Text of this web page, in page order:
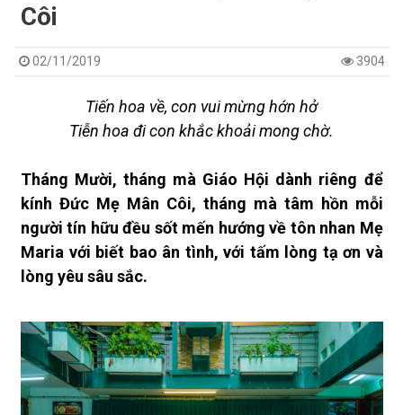
Côi
02/11/2019 3904
Tiến hoa về, con vui mừng hớn hở
Tiễn hoa đi con khắc khoải mong chờ.
Tháng Mười, tháng mà Giáo Hội dành riêng để
kính Đức Mẹ Mân Côi, tháng mà tâm hồn mỗi
người tín hữu đều sốt mến hướng về tôn nhan Mẹ
Maria với biết bao ân tình, với tấm lòng tạ ơn và
lòng yêu sâu sắc.